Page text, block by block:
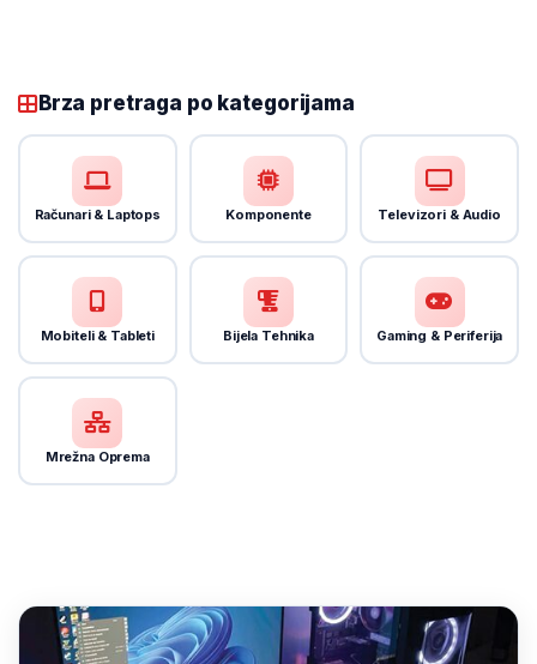
Brza pretraga po kategorijama
Računari & Laptops Komponente Televizori & Audio
Mobiteli & Tableti Bijela Tehnika Gaming & Periferija
Mrežna Oprema